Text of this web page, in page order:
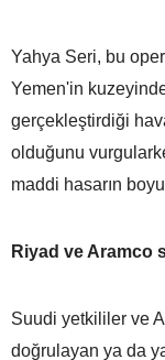
Yahya Seri, bu
Yemen'in
gerçekleştirdiği
olduğunu
maddi hasarın
Riyad ve Aramco
Suudi yetkililer ve
doğrulayan ya da